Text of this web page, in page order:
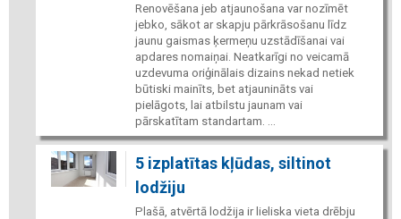
Renovēšana jeb atjaunošana var nozīmēt
jebko, sākot ar skapju pārkrāsošanu līdz
jaunu gaismas ķermeņu uzstādīšanai vai
apdares nomaiņai. Neatkarīgi no veicamā
uzdevuma oriģinālais dizains nekad netiek
būtiski mainīts, bet atjaunināts vai
pielāgots, lai atbilstu jaunam vai
pārskatītam standartam. ...
5 izplatītas kļūdas, siltinot
lodžiju
Plašā, atvērtā lodžija ir lieliska vieta drēbju